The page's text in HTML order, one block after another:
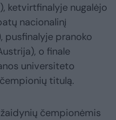
ketvirtfinalyje nugalėjo
nacionalinį
pusfinalyje pranoko
o finale
universiteto
titulą.
čempionėmis